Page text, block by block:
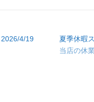
2026/4/19
夏季休暇
当店の休